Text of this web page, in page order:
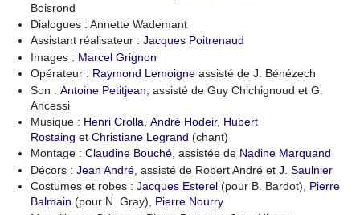
Boisrond
Dialogues : Annette Wademant
Assistant réalisateur : Jacques Poitrenaud
Images : Marcel Grignon
Opérateur : Raymond Lemoigne assisté de J. Bénézech
Son : Antoine Petitjean , assisté de Guy Chichignoud et G.
Ancessi
Musique : Henri Crolla André Hodeir, Hubert
Rostaing et Christiane Legrand (chant)
Montage : Claudine Bouché, assistée de Nadine Marquand
Décors : Jean André , assisté de Robert André et J. Saulnier
Costumes et robes : Jacques Esterel (pour B. Bardot),
Pierre
Balmain (pour N. Gray),
Pierre Nourry